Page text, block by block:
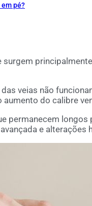
pé?
veias não
aumento do calibre
permanecem
e alterações